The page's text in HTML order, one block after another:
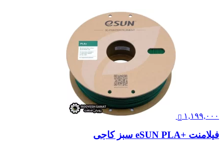
۱,۱۹۹,۰۰۰
فیلامنت +eSUN PLA سبز کاجی